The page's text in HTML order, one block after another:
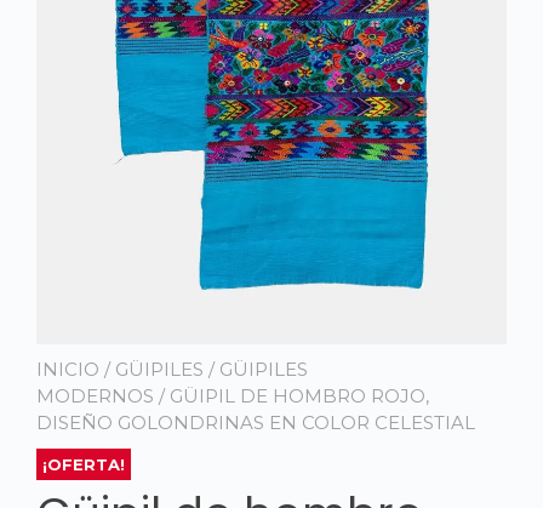
INICIO / GÜIPILES / GÜIPILES
MODERNOS / GÜIPIL DE HOMBRO ROJO,
DISEÑO GOLONDRINAS EN COLOR CELESTIAL
¡OFERTA!